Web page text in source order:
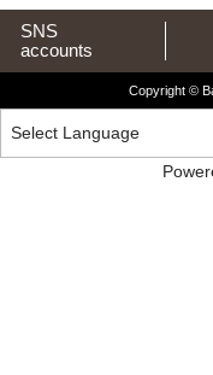
SNS
accounts
Copyright ©